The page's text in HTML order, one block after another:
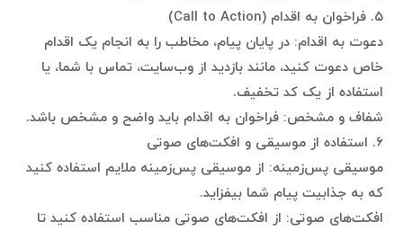
۵. فراخوان به اقدام (Call to Action)
دعوت به اقدام: در پایان پیام، مخاطب را به انجام یک اقدام
خاص دعوت کنید، مانند بازدید از وب‌سایت، تماس با شما، یا
استفاده از یک کد تخفیف.
شفاف و مشخص: فراخوان به اقدام باید واضح و مشخص باشد.
۶. استفاده از موسیقی و افکت‌های صوتی
موسیقی پس‌زمینه: از موسیقی پس‌زمینه ملایم استفاده کنید
که به جذابیت پیام شما بیفزاید.
افکت‌های صوتی: از افکت‌های صوتی مناسب استفاده کنید تا